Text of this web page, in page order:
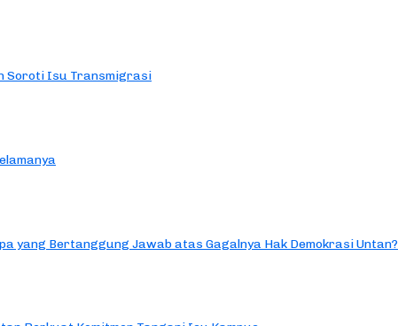
Soroti Isu Transmigrasi
yang Bertanggung Jawab atas Gagalnya Hak Demokrasi Untan?